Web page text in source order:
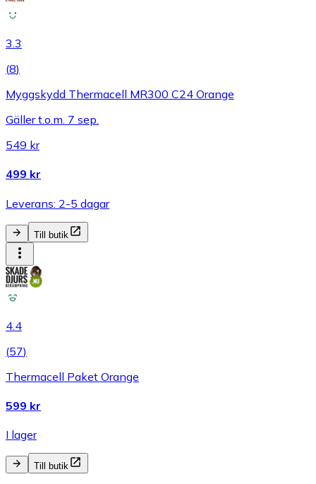
3.3
(8)
Myggskydd Thermacell MR300 C24 Orange
Gäller t.o.m. 7 sep.
549 kr
499 kr
Leverans: 2-5 dagar
Till butik
4.4
(57)
Thermacell Paket Orange
599 kr
I lager
Till butik